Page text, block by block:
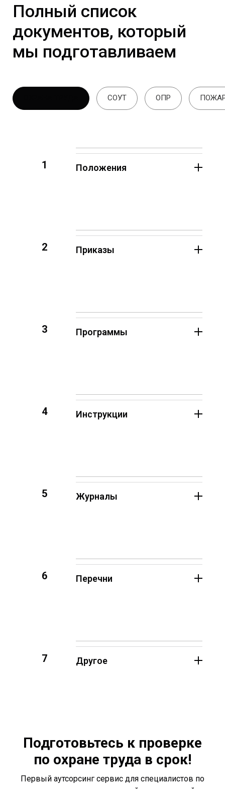
Полный список
документов, который
мы подготавливаем
СОУТ ОПР
1 Положения
2 Приказы
3 Программы
4 Инструкции
5 Журналы
6 Перечни
7 Другое
Подготовьтесь к проверке
по охране труда в срок!
Первый аутсорсинг сервис для специалистов по